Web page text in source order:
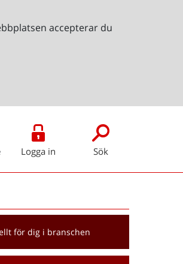
accepterar du
Logga in Sök
för dig i branschen